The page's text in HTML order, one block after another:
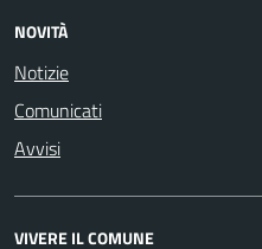
NOVITÀ
Notizie
Comunicati
Avvisi
VIVERE IL COMUNE